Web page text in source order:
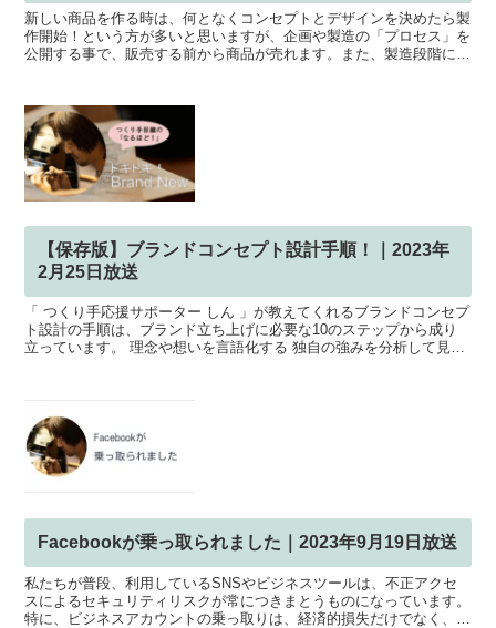
新しい商品を作る時は、何となくコンセプトとデザインを決めたら製
作開始！という方が多いと思いますが、企画や製造の「プロセス」を
公開する事で、販売する前から商品が売れます。また、製造段階に起
【保存版】ブランドコンセプト設計手順！｜2023年
2月25日放送
「 つくり手応援サポーター しん 」が教えてくれるブランドコンセプ
ト設計の手順は、ブランド立ち上げに必要な10のステップから成り
立っています。 理念や想いを言語化する 独自の強みを分析して見つ
Facebookが乗っ取られました｜2023年9月19日放送
私たちが普段、利用しているSNSやビジネスツールは、不正アクセ
スによるセキュリティリスクが常につきまとうものになっています。
特に、ビジネスアカウントの乗っ取りは、経済的損失だけでなく、ブ